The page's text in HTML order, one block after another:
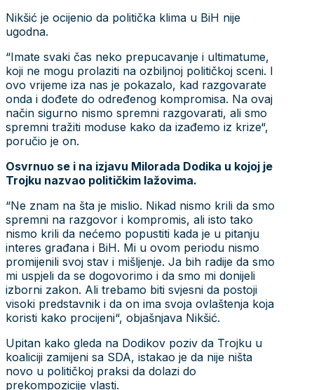
Nikšić je ocijenio da politička klima u BiH nije
ugodna.
“Imate svaki čas neko prepucavanje i ultimatume,
koji ne mogu prolaziti na ozbiljnoj političkoj sceni. I
ovo vrijeme iza nas je pokazalo, kad razgovarate
onda i dođete do određenog kompromisa. Na ovaj
način sigurno nismo spremni razgovarati, ali smo
spremni tražiti moduse kako da izađemo iz krize“,
poručio je on.
Osvrnuo se i na izjavu Milorada Dodika u kojoj je
Trojku nazvao političkim lažovima.
“Ne znam na šta je mislio. Nikad nismo krili da smo
spremni na razgovor i kompromis, ali isto tako
nismo krili da nećemo popustiti kada je u pitanju
interes građana i BiH. Mi u ovom periodu nismo
promijenili svoj stav i mišljenje. Ja bih radije da smo
mi uspjeli da se dogovorimo i da smo mi donijeli
izborni zakon. Ali trebamo biti svjesni da postoji
visoki predstavnik i da on ima svoja ovlaštenja koja
koristi kako procijeni“, objašnjava Nikšić.
Upitan kako gleda na Dodikov poziv da Trojku u
koaliciji zamijeni sa SDA, istakao je da nije ništa
novo u političkoj praksi da dolazi do
prekompozicije vlasti.